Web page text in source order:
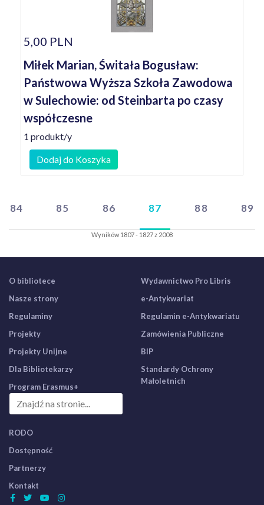
5,00 PLN
Miłek Marian, Świtała Bogusław:
Państwowa Wyższa Szkoła Zawodowa
w Sulechowie: od Steinbarta po czasy
współczesne
1 produkt/y
Dodaj do Koszyka
84 85 86 87 88 89
Wyników 1807 - 1827 z 2008
O bibliotece
Nasze strony
Regulaminy
Projekty
Projekty Unijne
Dla Bibliotekarzy
Program Erasmus+
Wydawnictwo Pro Libris
e-Antykwariat
Regulamin e-Antykwariatu
Zamówienia Publiczne
BIP
Standardy Ochrony
Małoletnich
RODO
Dostępność
Partnerzy
Kontakt